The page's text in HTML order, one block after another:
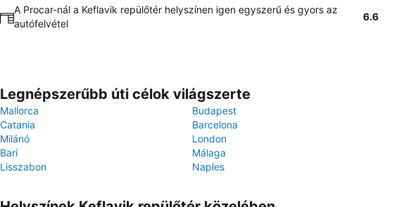
A Procar-nál a Keflavik repülőtér helyszínen igen egyszerű és gyors az
autófelvétel
6.6
Legnépszerűbb úti célok világszerte
Mallorca
Budapest
Catania
Barcelona
Milánó
London
Bari
Málaga
Lisszabon
Naples